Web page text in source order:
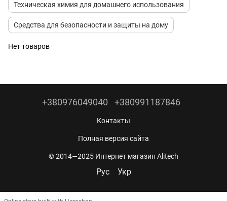
Техническая химия для домашнего использования
Средства для безопасности и защиты на дому
Нет товаров
+380976049040 +380991187846
Контакты
Полная версия сайта
© 2014—2025 Интернет магазин Alitech
Рус Укр